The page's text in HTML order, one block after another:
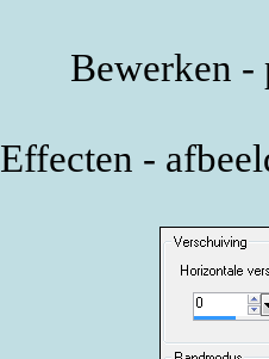
Bewerken -
Effecten -